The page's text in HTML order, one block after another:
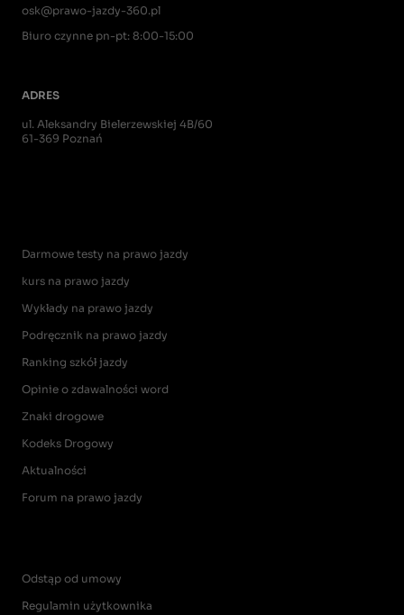
osk@prawo-jazdy-360.pl
Biuro czynne pn-pt: 8:00-15:00
ADRES
ul. Aleksandry Bielerzewskiej 4B/60
61-369 Poznań
Darmowe testy na prawo jazdy
kurs na prawo jazdy
Wykłady na prawo jazdy
Podręcznik na prawo jazdy
Ranking szkół jazdy
Opinie o zdawalności word
Znaki drogowe
Kodeks Drogowy
Aktualności
Forum na prawo jazdy
Odstąp od umowy
Regulamin użytkownika